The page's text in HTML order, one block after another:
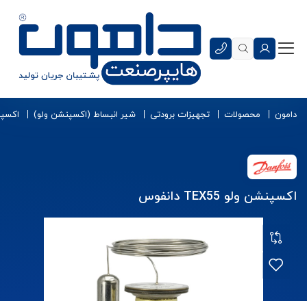
دامون محصولات تجهیزات برودتی شیر انبساط (اکسپنشن ولو)
اکسپنشن ولو TEX55 دانفوس